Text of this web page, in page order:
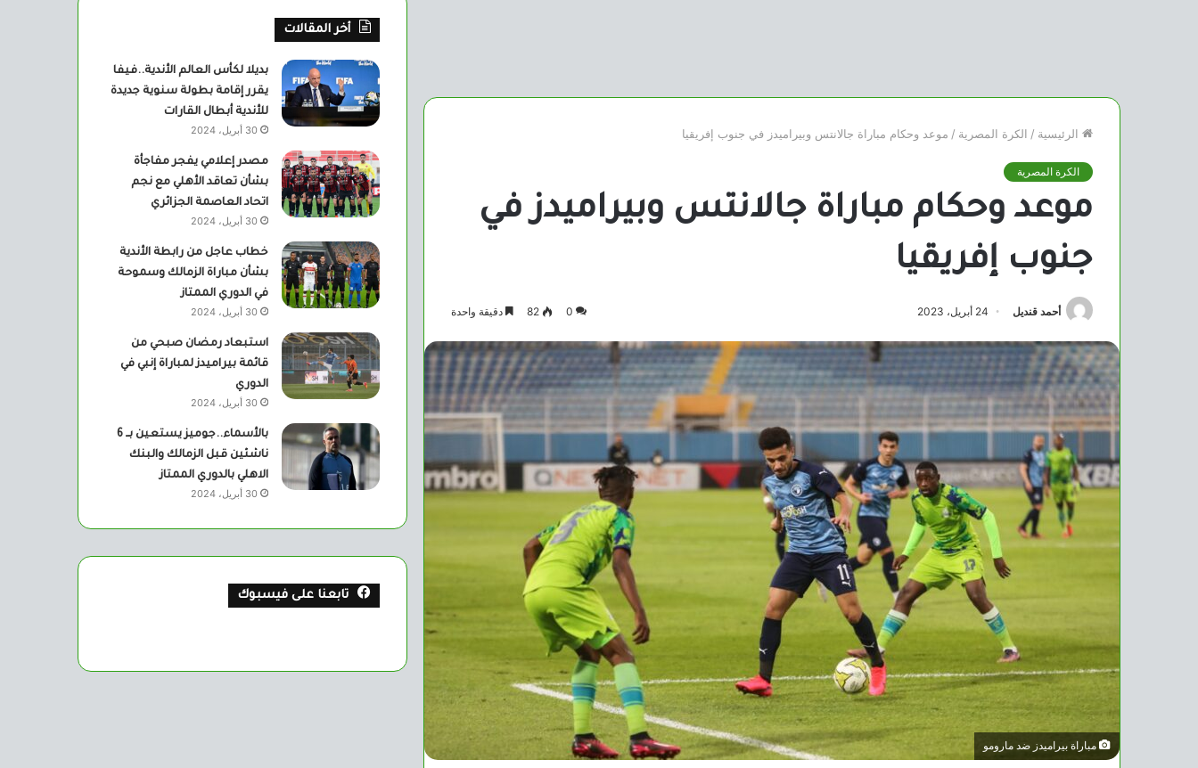
الرئيسية / الكرة المصرية / موعد وحكام مباراة جالانتس وبيراميدز في جنوب إفريقيا
الكرة المصرية
موعد وحكام مباراة جالانتس وبيراميدز في
جنوب إفريقيا
أحمد قنديل 24 أبريل، 2023 0
82 دقيقة واحدة
مباراة بيراميدز ضد مارومو
أخر المقالات
بديلا لكأس العالم الأندية..فيفا
يقرر إقامة بطولة سنوية جديدة
للأندية أبطال القارات
30 أبريل، 2024
مصدر إعلامي يفجر مفاجأة
بشأن تعاقد الأهلي مع نجم
اتحاد العاصمة الجزائري
30 أبريل، 2024
خطاب عاجل من رابطة الأندية
بشأن مباراة الزمالك وسموحة
في الدوري الممتاز
30 أبريل، 2024
استبعاد رمضان صبحي من
قائمة بيراميدز لمباراة إنبي في
الدوري
30 أبريل، 2024
بالأسماء..جوميز يستعين بــ 6
ناشئين قبل الزمالك والبنك
الاهلي بالدوري الممتاز
30 أبريل، 2024
تابعنا على فيسبوك